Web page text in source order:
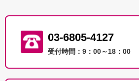
03-6805-4127
受付時間：9：00～18：00